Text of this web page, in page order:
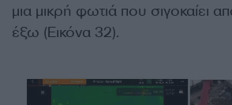
μια μικρή φωτιά που σιγοκαίει
έξω (Εικόνα 32).